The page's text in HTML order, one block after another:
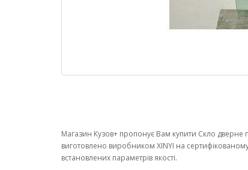
Магазин Кузов+ пропонує Вам купити Скло дверне
виготовлено виробником XINYI на
встановлених параметрів якості.